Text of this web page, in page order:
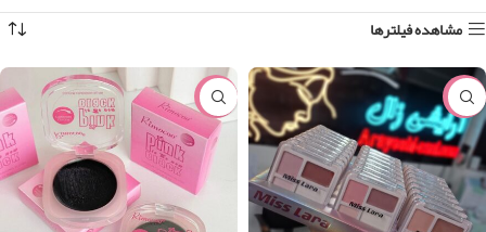
مشاهده فیلترها
-15%
-15%